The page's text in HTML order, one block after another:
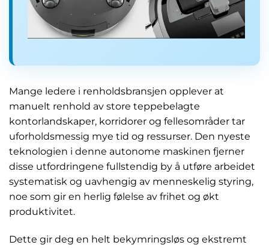
Mange ledere i renholdsbransjen opplever at
manuelt renhold av store teppebelagte
kontorlandskaper, korridorer og fellesområder tar
uforholdsmessig mye tid og ressurser. Den nyeste
teknologien i denne autonome maskinen fjerner
disse utfordringene fullstendig by å utføre arbeidet
systematisk og uavhengig av menneskelig styring,
noe som gir en herlig følelse av frihet og økt
produktivitet.
Dette gir deg en helt bekymringsløs og ekstremt